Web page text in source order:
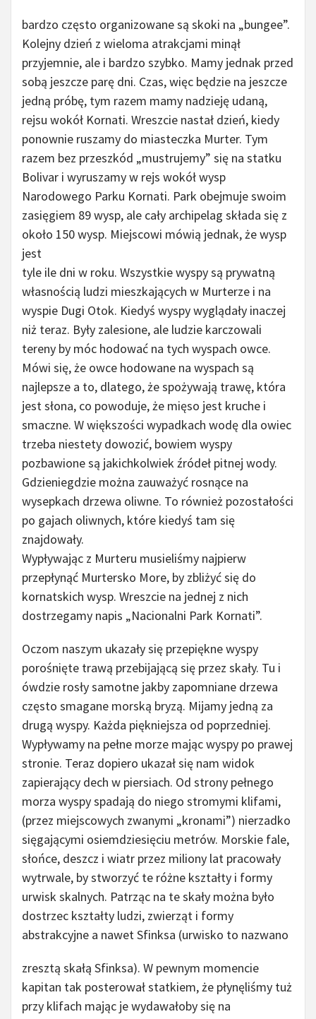
bardzo często organizowane są skoki na „bungee”.
Kolejny dzień z wieloma atrakcjami minął
przyjemnie, ale i bardzo szybko. Mamy jednak przed
sobą jeszcze parę dni. Czas, więc będzie na jeszcze
jedną próbę, tym razem mamy nadzieję udaną,
rejsu wokół Kornati. Wreszcie nastał dzień, kiedy
ponownie ruszamy do miasteczka Murter. Tym
razem bez przeszkód „mustrujemy” się na statku
Bolivar i wyruszamy w rejs wokół wysp
Narodowego Parku Kornati. Park obejmuje swoim
zasięgiem 89 wysp, ale cały archipelag składa się z
około 150 wysp. Miejscowi mówią jednak, że wysp
jest
tyle ile dni w roku. Wszystkie wyspy są prywatną
własnością ludzi mieszkających w Murterze i na
wyspie Dugi Otok. Kiedyś wyspy wyglądały inaczej
niż teraz. Były zalesione, ale ludzie karczowali
tereny by móc hodować na tych wyspach owce.
Mówi się, że owce hodowane na wyspach są
najlepsze a to, dlatego, że spożywają trawę, która
jest słona, co powoduje, że mięso jest kruche i
smaczne. W większości wypadkach wodę dla owiec
trzeba niestety dowozić, bowiem wyspy
pozbawione są jakichkolwiek źródeł pitnej wody.
Gdzieniegdzie można zauważyć rosnące na
wysepkach drzewa oliwne. To również pozostałości
po gajach oliwnych, które kiedyś tam się
znajdowały.
Wypływając z Murteru musieliśmy najpierw
przepłynąć Murtersko More, by zbliżyć się do
kornatskich wysp. Wreszcie na jednej z nich
dostrzegamy napis „Nacionalni Park Kornati”.
Oczom naszym ukazały się przepiękne wyspy
porośnięte trawą przebijającą się przez skały. Tu i
ówdzie rosły samotne jakby zapomniane drzewa
często smagane morską bryzą. Mijamy jedną za
drugą wyspy. Każda piękniejsza od poprzedniej.
Wypływamy na pełne morze mając wyspy po prawej
stronie. Teraz dopiero ukazał się nam widok
zapierający dech w piersiach. Od strony pełnego
morza wyspy spadają do niego stromymi klifami,
(przez miejscowych zwanymi „kronami”) nierzadko
sięgającymi osiemdziesięciu metrów. Morskie fale,
słońce, deszcz i wiatr przez miliony lat pracowały
wytrwale, by stworzyć te różne kształty i formy
urwisk skalnych. Patrząc na te skały można było
dostrzec kształty ludzi, zwierząt i formy
abstrakcyjne a nawet Sfinksa (urwisko to nazwano
zresztą skałą Sfinksa). W pewnym momencie
kapitan tak posterował statkiem, że płynęliśmy tuż
przy klifach mając je wydawałoby się na